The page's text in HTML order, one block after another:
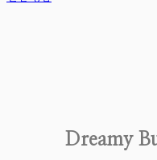
Dreamy